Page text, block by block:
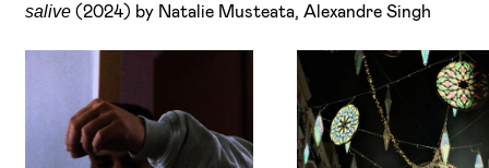
salive (2024) by Natalie Musteata, Alexandre Singh